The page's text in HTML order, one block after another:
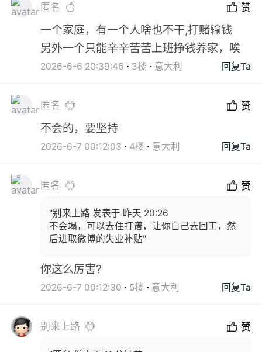
匿名 赞
一个家庭，有一个人啥也不干,打赌输钱
另外一个只能辛辛苦苦上班挣钱养家，唉
2026-6-6 20:39:46 3楼 意大利 回复Ta
匿名 赞
不会的，要坚持
2026-6-7 00:12:03 4楼 意大利 回复Ta
匿名 赞
"别来上路 发表于 昨天 20:26
不会塌，可以去住打谱，让你自己去回工，然
后进取微博的失业补贴"
你这么厉害?
2026-6-7 00:12:30 5楼 意大利 回复Ta
别来上路 赞